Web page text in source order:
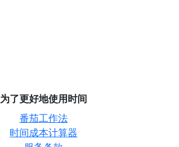
为了更好地使用时间
番茄工作法
时间成本计算器